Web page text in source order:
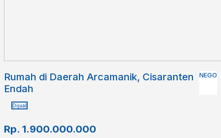
Rumah di Daerah Arcamanik, Cisaranten
Endah
NEGO
Dijual
Rp. 1.900.000.000